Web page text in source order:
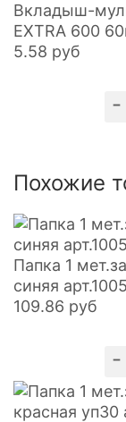
Вкладыш-
EXTRA 600
5.58 руб
-
Похожие
Папка 1
синяя
109.86 руб
-